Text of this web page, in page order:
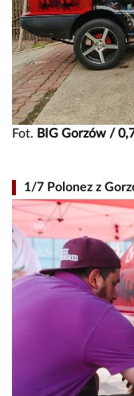
Fot. BIG Gorzów /
1/7 Polonez z